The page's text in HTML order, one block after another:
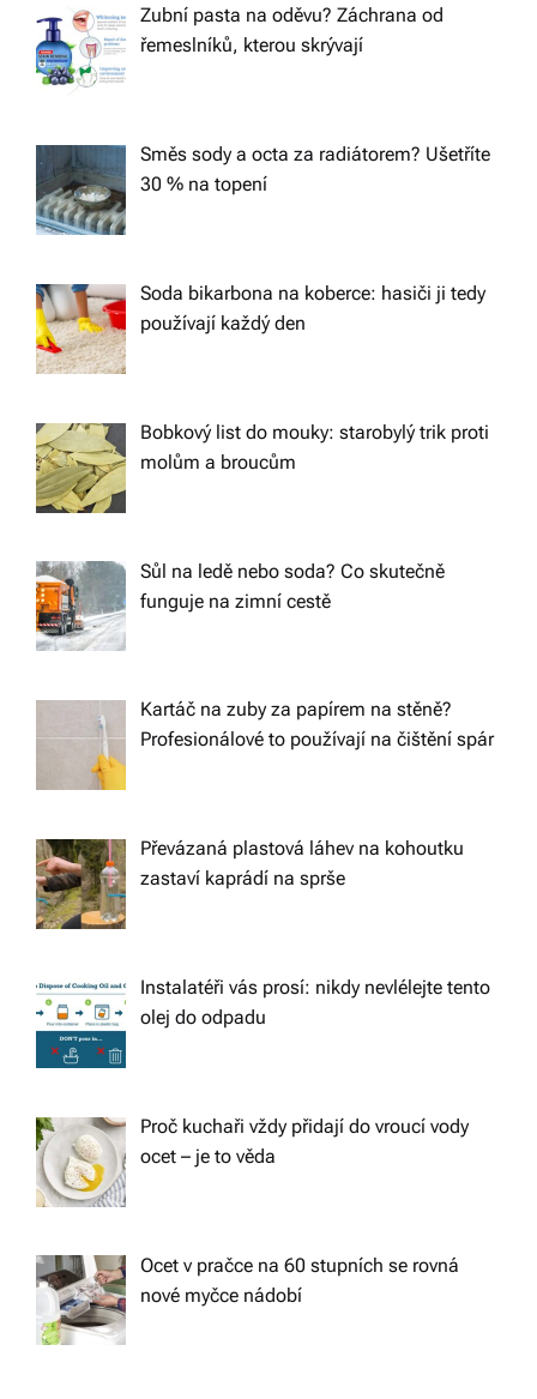
Zubní pasta na oděvu? Záchrana od
řemeslníků, kterou skrývají
Směs sody a octa za radiátorem? Ušetříte
30 % na topení
Soda bikarbona na koberce: hasiči ji tedy
používají každý den
Bobkový list do mouky: starobylý trik proti
molům a broucům
Sůl na ledě nebo soda? Co skutečně
funguje na zimní cestě
Kartáč na zuby za papírem na stěně?
Profesionálové to používají na čištění spár
Převázaná plastová láhev na kohoutku
zastaví kaprádí na sprše
Instalatéři vás prosí: nikdy nevlélejte tento
olej do odpadu
Proč kuchaři vždy přidají do vroucí vody
ocet – je to věda
Ocet v pračce na 60 stupních se rovná
nové myčce nádobí